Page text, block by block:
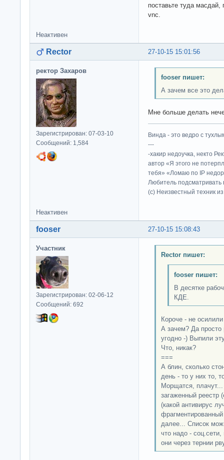
поставьте туда масдай,
vnc.
Неактивен
27-10-15 15:01:56
Rector
ректор Захаров
Зарегистрирован: 07-03-10
Сообщений: 1,584
fooser пишет:
А зачем все это
Мне больше делать
Винда - это ведро с
---
-хакир недоучка, некто
автор «Я этого не
тебя» «Ломаю по IP
Любитель подсматривать
(c) Неизвестный техник
Неактивен
27-10-15 15:08:43
fooser
Участник
Зарегистрирован: 02-06-12
Сообщений: 692
Rector пишет:
fooser пишет:
В десятке
КДЕ.
Короче - не осилили
А зачем? Да просто
угодно -) Выпили
Что, никак?
===
А блин, сколько
день - то у них то,
Морщатся,
загаженный реестр
(какой антивирус
фрагментированный
далее... Список
что надо -
они через тернии